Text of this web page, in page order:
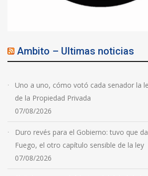
Ambito – Ultimas noticias
Uno a uno, cómo votó cada senador la
de la Propiedad Privada
07/08/2026
Duro revés para el Gobierno: tuvo que
Fuego, el otro capítulo sensible de la ley
07/08/2026